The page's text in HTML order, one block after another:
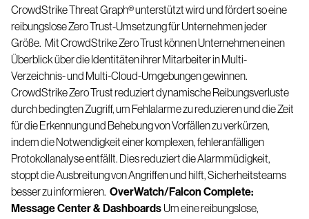
CrowdStrikeThreat Graph®unterstützt wird und fördert so eine
reibungslose Zero Trust-Umsetzung für Unternehmen jeder
Größe. Mit CrowdStrike Zero Trust können Unternehmen einen
Überblick über die Identitäten ihrer Mitarbeiter in Multi-
Verzeichnis- und Multi-Cloud-Umgebungen gewinnen.
CrowdStrike Zero Trust reduziert dynamische Reibungsverluste
durch bedingten Zugriff, um Fehlalarme zu reduzieren und die Zeit
für die Erkennung und Behebung von Vorfällen zu verkürzen,
indem die Notwendigkeit einer komplexen, fehleranfälligen
Protokollanalyse entfällt. Dies reduziert die Alarmmüdigkeit,
stoppt die Ausbreitung von Angriffen und hilft, Sicherheitsteams
besser zu informieren. OverWatch/Falcon Complete:
Message Center & DashboardsUm eine reibungslose,